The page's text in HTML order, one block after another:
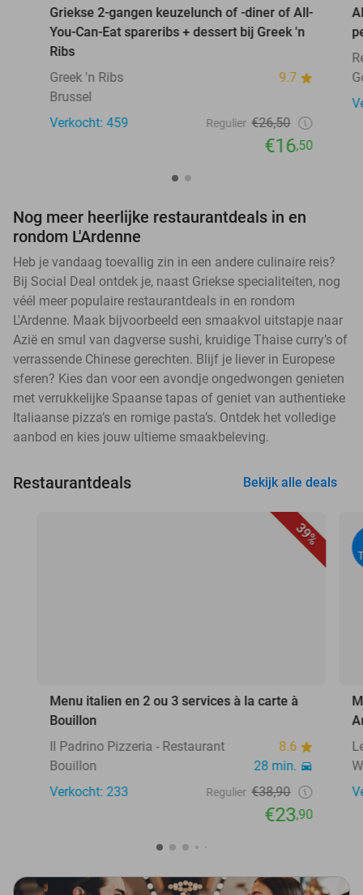
Griekse 2-gangen keuzelunch of -diner of All-
You-Can-Eat spareribs + dessert bij Greek 'n
Ribs
Greek 'n Ribs
9.7
Brussel
Verkocht: 459
Regulier €26,50
€16,50
Nog meer heerlijke restaurantdeals in en
rondom L'Ardenne
Heb je vandaag toevallig zin in een andere culinaire reis?
Bij Social Deal ontdek je, naast Griekse specialiteiten, nog
véél meer populaire restaurantdeals in en rondom
L'Ardenne. Maak bijvoorbeeld een smaakvol uitstapje naar
Azië en smul van dagverse sushi, kruidige Thaise curry’s of
verrassende Chinese gerechten. Blijf je liever in Europese
sferen? Kies dan voor een avondje ongedwongen genieten
met verrukkelijke Spaanse tapas of geniet van authentieke
Italiaanse pizza’s en romige pasta’s. Ontdek het volledige
aanbod en kies jouw ultieme smaakbeleving.
Restaurantdeals Bekijk alle deals
39%
Menu italien en 2 ou 3 services à la carte à
Bouillon
Il Padrino Pizzeria - Restaurant
8.6
Bouillon
28 min.
Verkocht: 233
Regulier €38,90
€23,90